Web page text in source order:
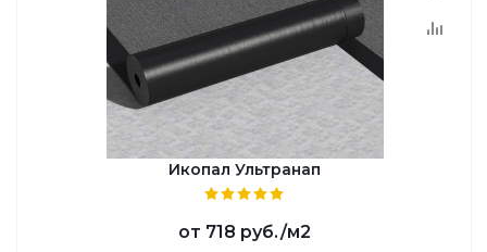
Икопал Ультранап
от 718 руб./м2